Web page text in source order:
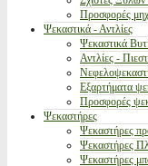
Προσφορές
Ψεκαστικά - Αντλίες
Ψεκαστικά
Αντλίες -
Εξαρτήματα
Προσφορές
Ψεκαστήρες
Ψεκαστήρες
Ψεκαστήρες
Ψεκαστήρες